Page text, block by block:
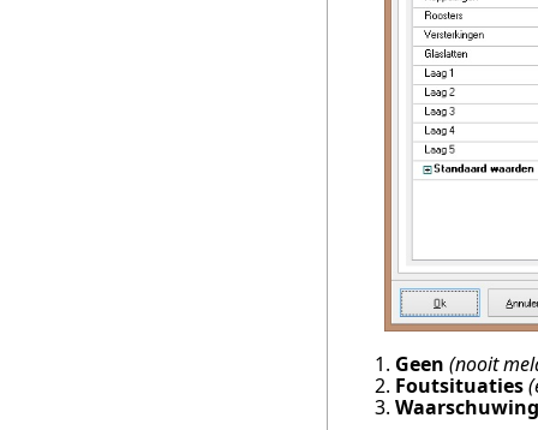
1. Geen (nooit
2. Foutsituaties
3.